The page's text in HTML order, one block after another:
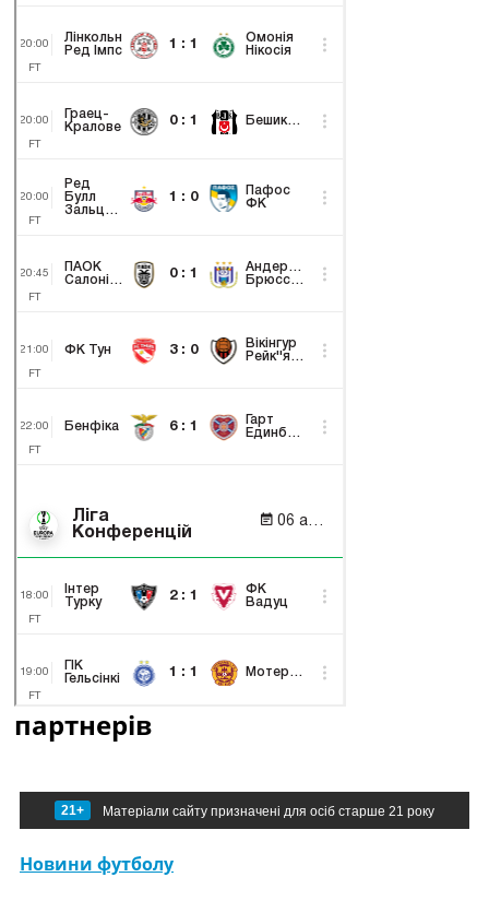
партнерів
21+ Матеріали сайту призначені для осіб старше 21 року
Новини футболу